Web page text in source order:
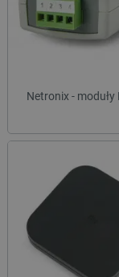
Netronix - moduły